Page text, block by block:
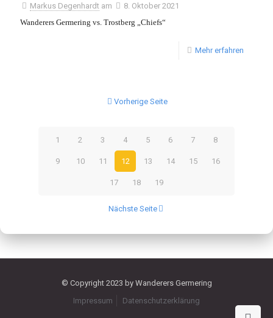
Markus Degenhardt am
8. Oktober 2021
Wanderers Germering vs. Trostberg „Chiefs“
Mehr erfahren
Vorherige Seite
1 2 3 4 5 6 7 8
9 10 11 12 13 14 15 16
17 18 19
Nächste Seite
© Copyright 2023 by Wanderers Germering
Impressum
Datenschutzerklärung